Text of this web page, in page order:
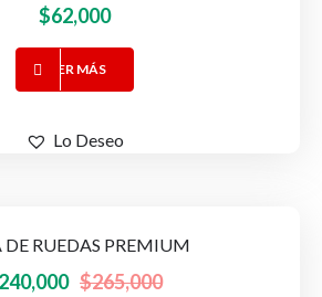
$62,000
LEER MÁS
Lo Deseo
DE RUEDAS PREMIUM
$265,000El
240,000
El